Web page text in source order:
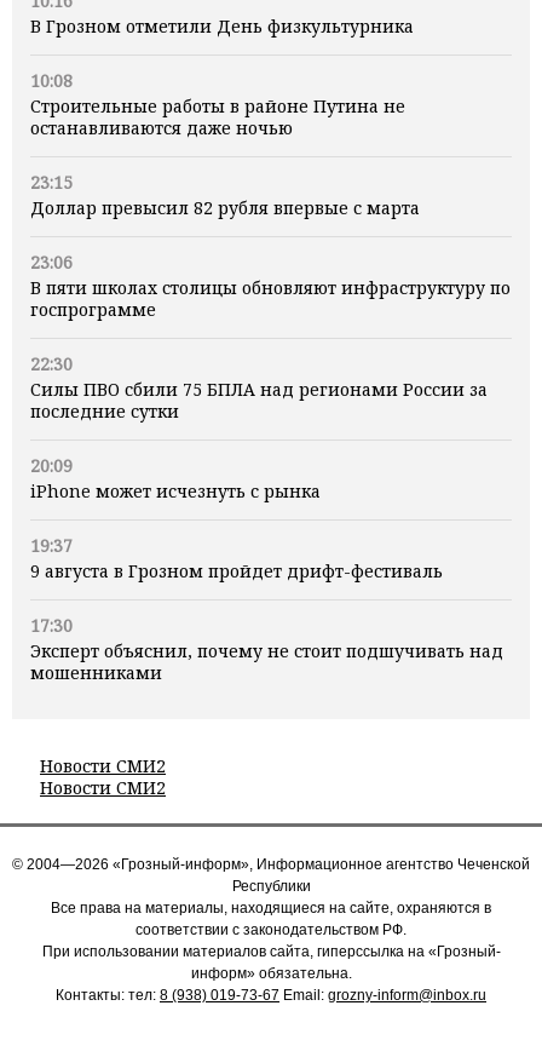
В Грозном отметили День физкультурника
10:08
Строительные работы в районе Путина не
останавливаются даже ночью
23:15
Доллар превысил 82 рубля впервые с марта
23:06
В пяти школах столицы обновляют инфраструктуру по
госпрограмме
22:30
Силы ПВО сбили 75 БПЛА над регионами России за
последние сутки
20:09
iPhone может исчезнуть с рынка
19:37
9 августа в Грозном пройдет дрифт-фестиваль
17:30
Эксперт объяснил, почему не стоит подшучивать над
мошенниками
Новости СМИ2
Новости СМИ2
© 2004—2026 «Грозный-информ», Информационное агентство Чеченской
Республики
Все права на материалы, находящиеся на сайте, охраняются в
соответствии с законодательством РФ.
При использовании материалов сайта, гиперссылка на «Грозный-
информ» обязательна.
Контакты: тел: 8 (938) 019-73-67 Email: grozny-inform@inbox.ru